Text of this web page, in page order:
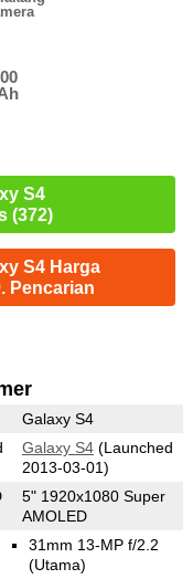
S4
(372)
S4 Harga
Pencarian
Galaxy S4
Galaxy S4(Launched
2013-03-01)
5" 1920x1080 Super
AMOLED
31mm 13-MP f/2.2
(Utama)